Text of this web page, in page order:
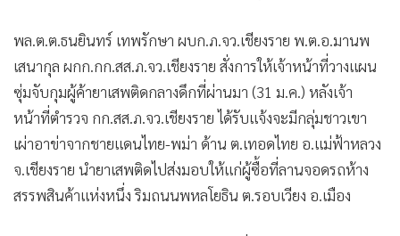
เศรษฐกิจ-ธุรกิจ
• จีน
• ชุมชน-คุณภาพชีวิต
• อาชญากรรม
• Motoring
• เกม
• วิทยาศาสตร์
พล.ต.ต.ธนยินทร์ เทพรักษา ผบก.ภ.จว.เชียงราย พ.ต.อ.มานพ
เสนากุล ผกก.กก.สส.ภ.จว.เชียงราย สั่งการให้เจ้าหน้าที่วางแผน
ซุ่มจับกุมผู้ค้ายาเสพติดกลางดึกที่ผ่านมา (31 ม.ค.) หลังเจ้า
หน้าที่ตำรวจ กก.สส.ภ.จว.เชียงราย ได้รับแจ้งจะมีกลุ่มชาวเขา
เผ่าอาข่าจากชายแดนไทย-พม่า ด้าน ต.เทอดไทย อ.แม่ฟ้าหลวง
จ.เชียงราย นำยาเสพติดไปส่งมอบให้แก่ผู้ซื้อที่ลานจอดรถห้าง
สรรพสินค้าแห่งหนึ่ง ริมถนนพหลโยธิน ต.รอบเวียง อ.เมือง